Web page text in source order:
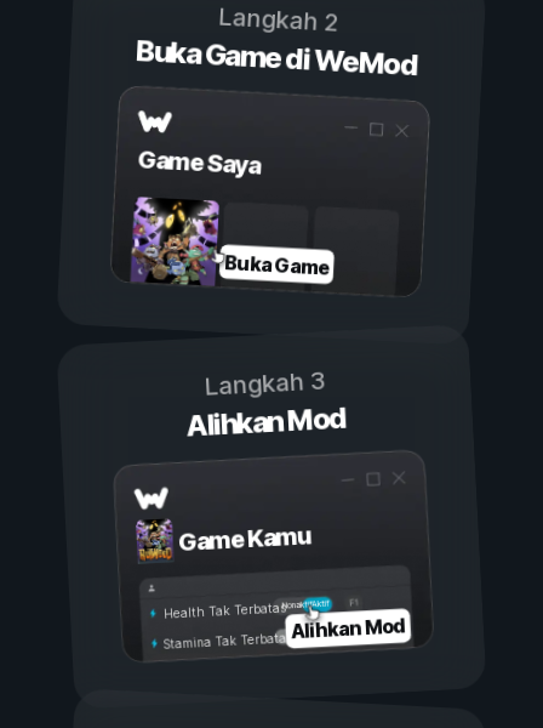
Langkah 2
Buka Game di WeMod
Game Saya
Buka Game
Langkah 3
Alihkan Mod
Game Kamu
Aktif
Nonaktif
Health Tak Terbatas
Stamina Tak TerbatasAlihkan Mod